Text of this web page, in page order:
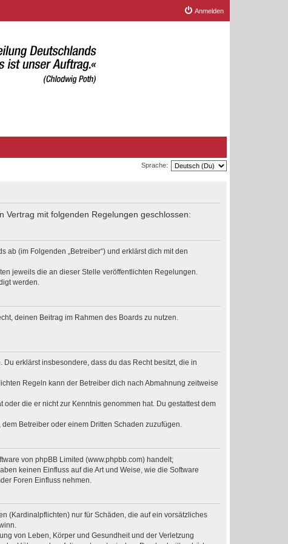
Anmelden
Sprache:
Vertrag mit folgenden Regelungen geschlossen:
ab (im Folgenden „Betreiber“) und erklärst dich mit den
jeweils die an dieser Stelle veröffentlichten Regelungen.
werden.
deinen Beitrag im Rahmen des Boards zu nutzen.
erklärst insbesondere, dass du das Recht besitzt, die in
Regeln kann der Betreiber dich nach Abmahnung zeitweise
die er nicht zur Kenntnis genommen hat. Du gestattest dem
Betreiber oder einem Dritten Schaden zuzufügen.
von phpBB Limited (www.phpbb.com) handelt;
keinen Einfluss auf die Art und Weise, wie die Software
Foren Einfluss nehmen.
(Kardinalpflichten) nur für Schäden, die auf ein vorsätzliches
von Leben, Körper und Gesundheit und der Verletzung